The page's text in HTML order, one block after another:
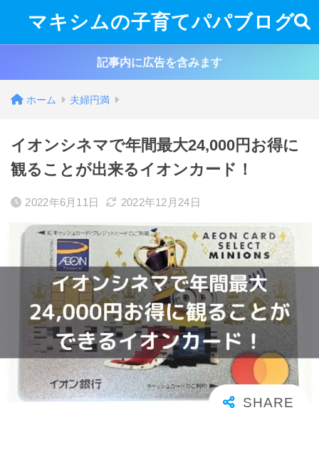
マキシムの子育てパパブログ
記事内に広告を含みます
ホーム 夫婦円満
イオンシネマで年間最大24,000円お得に
観ることが出来るイオンカード！
2022年6月11日 2022年12月24日